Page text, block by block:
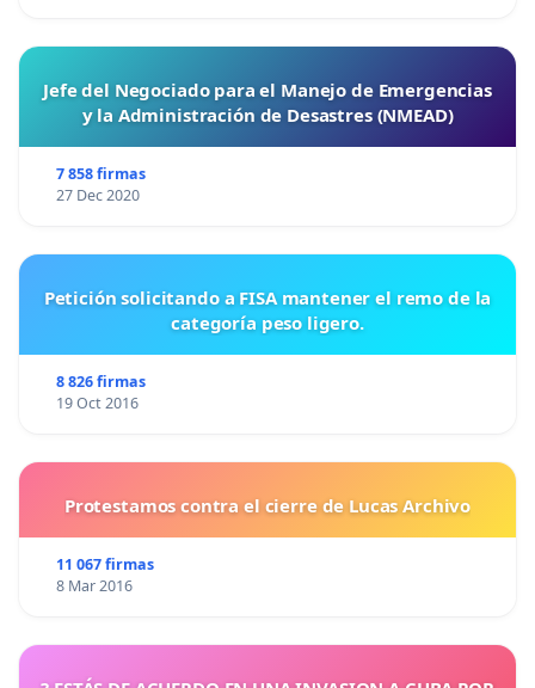
Jefe del Negociado para el Manejo de Emergencias
y la Administración de Desastres (NMEAD)
7 858 firmas
27 Dec 2020
Petición solicitando a FISA mantener el remo de la
categoría peso ligero.
8 826 firmas
19 Oct 2016
Protestamos contra el cierre de Lucas Archivo
11 067 firmas
8 Mar 2016